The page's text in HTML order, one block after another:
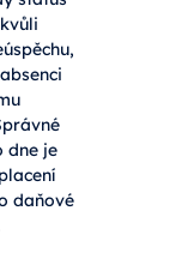
dne je
daňové